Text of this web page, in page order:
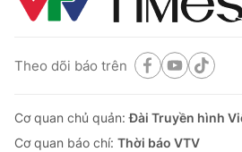
® Cấm sao chép dưới mọi hình thức
thuận bằng văn bản. Ghi rõ nguồn
Theo dõi báo trên
Cơ quan chủ quản:Đài Truyền hình
Cơ quan báo chí: Thời báo VTV